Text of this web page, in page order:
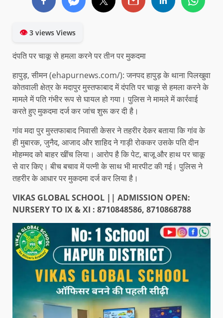
👁3 views Views
दंपति पर चाकू से हमला करने पर तीन पर मुकदमा
हापुड़, सीमन (ehapurnews.com/): जनपद हापुड़ के थाना पिलखुवा
कोतवाली क्षेत्र के मदापुर मुस्तफाबाद में दंपति पर चाकू से हमला करने के
मामले में पति गंभीर रूप से घायल हो गया। पुलिस ने मामले में कार्रवाई
करते हुए मुकदमा दर्ज कर जांच शुरू कर दी है।
गांव मदा पुर मुस्तफाबाद निवासी केसर ने तहरीर देकर बताया कि गांव के
ही मुबारक, जुनैद, आजाद और शाहिद ने गाड़ी रोककर उसके पति दीन
मोहम्मद को बाहर खींच लिया। आरोप है कि पेट, बाजू और हाथ पर चाकू
से वार किए। बीच बचाव में पत्नी के साथ भी मारपीट की गई। पुलिस ने
तहरीर के आधार पर मुकदमा दर्ज कर लिया है।
VIKAS GLOBAL SCHOOL || ADMISSION OPEN:
NURSERY TO IX & XI : 8710848586, 8710868788